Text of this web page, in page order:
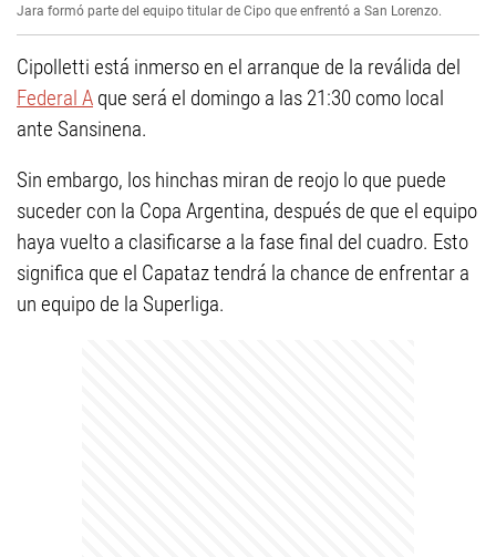
Jara formó parte del equipo titular de Cipo que enfrentó a San Lorenzo.
Cipolletti está inmerso en el arranque de la reválida del
Federal A que será el domingo a las 21:30 como local
ante Sansinena.
Sin embargo, los hinchas miran de reojo lo que puede
suceder con la Copa Argentina, después de que el equipo
haya vuelto a clasificarse a la fase final del cuadro. Esto
significa que el Capataz tendrá la chance de enfrentar a
un equipo de la Superliga.